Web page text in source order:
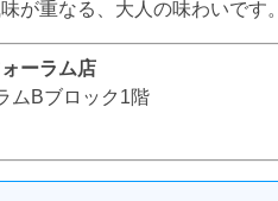
が重なる、大人の味わいです。
ーラム店
ムBブロック1階